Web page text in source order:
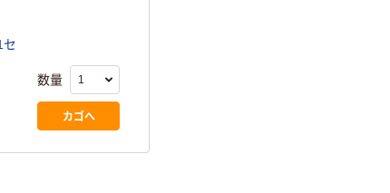
セ
数量
カゴへ